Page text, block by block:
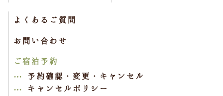
よくあるご質問
お問い合わせ
ご宿泊予約
予約確認・変更・キャンセル
キャンセルポリシー